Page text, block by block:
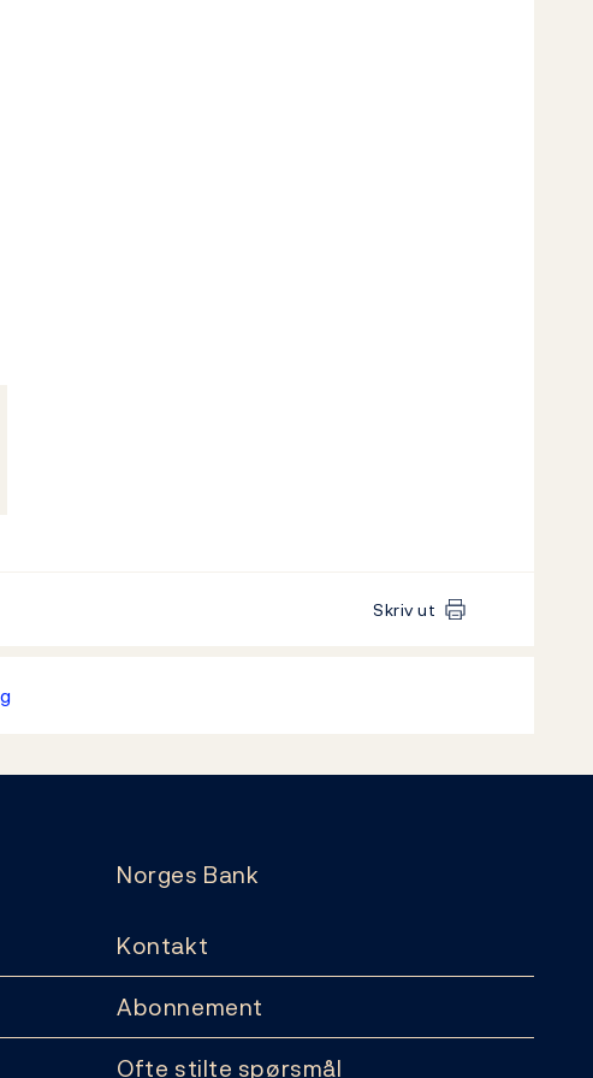
Skriv ut
Norges Bank
Kontakt
Abonnement
Ofte stilte spørsmål